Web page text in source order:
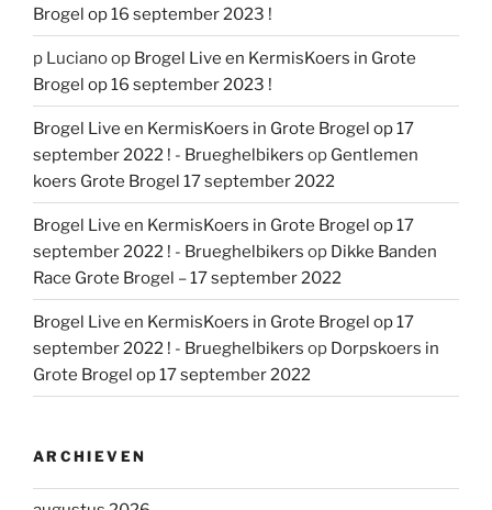
Brogel op 16 september 2023 !
p Lucianoop Brogel Live en KermisKoers in Grote
Brogel op 16 september 2023 !
Brogel Live en KermisKoers in Grote Brogel op 17
september 2022 ! - Brueghelbikers op Gentlemen
koers Grote Brogel 17 september 2022
Brogel Live en KermisKoers in Grote Brogel op 17
september 2022 ! - Brueghelbikers op Dikke Banden
Race Grote Brogel – 17 september 2022
Brogel Live en KermisKoers in Grote Brogel op 17
september 2022 ! - Brueghelbikers op Dorpskoers in
Grote Brogel op 17 september 2022
ARCHIEVEN